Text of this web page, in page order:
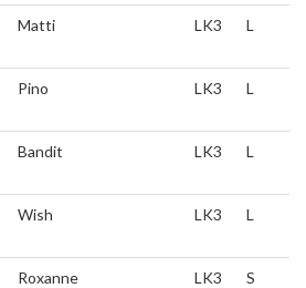
Matti LK3 L
Pino LK3 L
Bandit LK3 L
Wish LK3 L
Roxanne LK3 S